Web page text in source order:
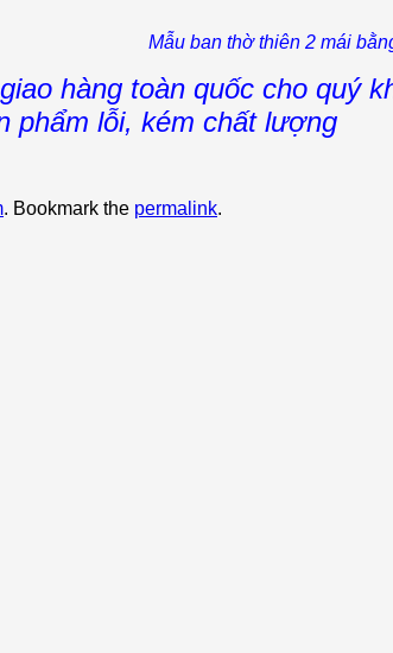
Mẫu ban thờ thiên 2 mái
hàng toàn quốc cho quý
phẩm lỗi, kém chất lượng
. Bookmark the permalink.